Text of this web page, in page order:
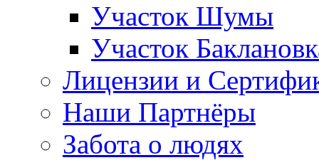
Участок Шумы
Участок
Лицензии и
Наши Партнёры
Забота о людях